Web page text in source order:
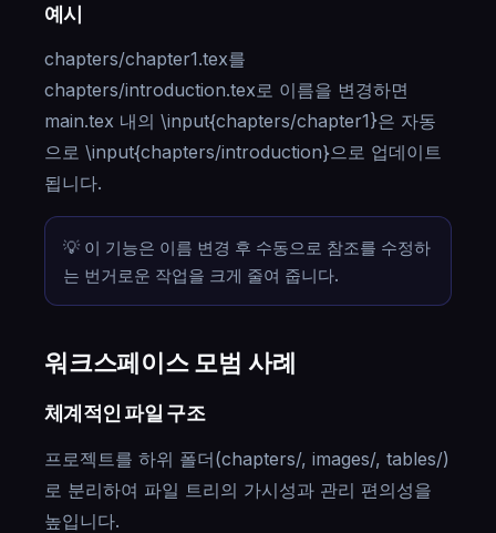
예시
chapters/chapter1.tex를
chapters/introduction.tex로 이름을 변경하면
main.tex 내의 \input{chapters/chapter1}은 자동
으로 \input{chapters/introduction}으로 업데이트
됩니다.
💡 이 기능은 이름 변경 후 수동으로 참조를 수정하
는 번거로운 작업을 크게 줄여 줍니다.
워크스페이스 모범 사례
체계적인 파일 구조
프로젝트를 하위 폴더(chapters/, images/, tables/)
로 분리하여 파일 트리의 가시성과 관리 편의성을
높입니다.